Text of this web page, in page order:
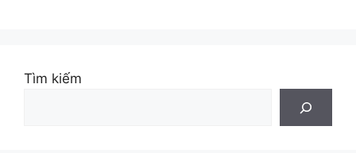
Tìm kiếm